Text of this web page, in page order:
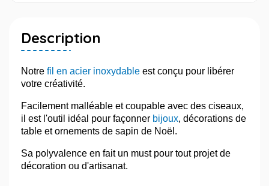
Description
Notre fil en acier inoxydable est conçu pour libérer
votre créativité.
Facilement malléable et coupable avec des ciseaux,
il est l'outil idéal pour façonner bijoux, décorations de
table et ornements de sapin de Noël.
Sa polyvalence en fait un must pour tout projet de
décoration ou d'artisanat.